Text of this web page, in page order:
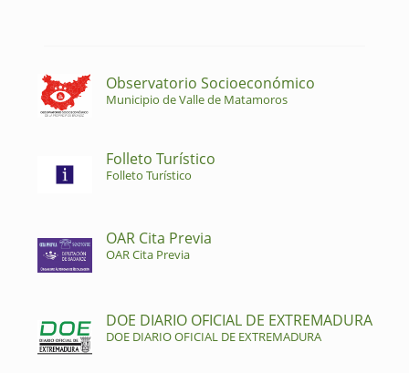
Observatorio Socioeconómico
Municipio de Valle de Matamoros
Folleto Turístico
Folleto Turístico
OAR Cita Previa
OAR Cita Previa
DOE DIARIO OFICIAL DE EXTREMADURA
DOE DIARIO OFICIAL DE EXTREMADURA